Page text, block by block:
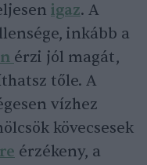
igaz. A
inkább a
érzi jól magát,
tőle. A
vízhez
kövecsesek
érzékeny, a